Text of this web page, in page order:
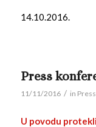
14.10.2016.
Press
11/11/2016 / in
U povodu